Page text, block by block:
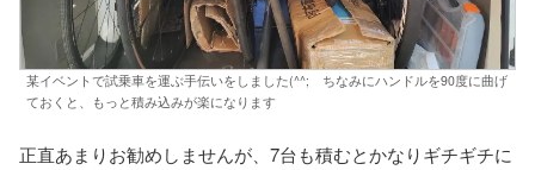
某イベントで試乗車を運ぶ手伝いをしました(^^; ちなみにハンドルを90度に曲げ
ておくと、もっと積み込みが楽になります
正直あまりお勧めしませんが、7台も積むとかなりギチギチに